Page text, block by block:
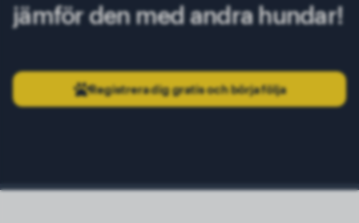
jämför den med andra hundar!
Registrera dig gratis och börja följa